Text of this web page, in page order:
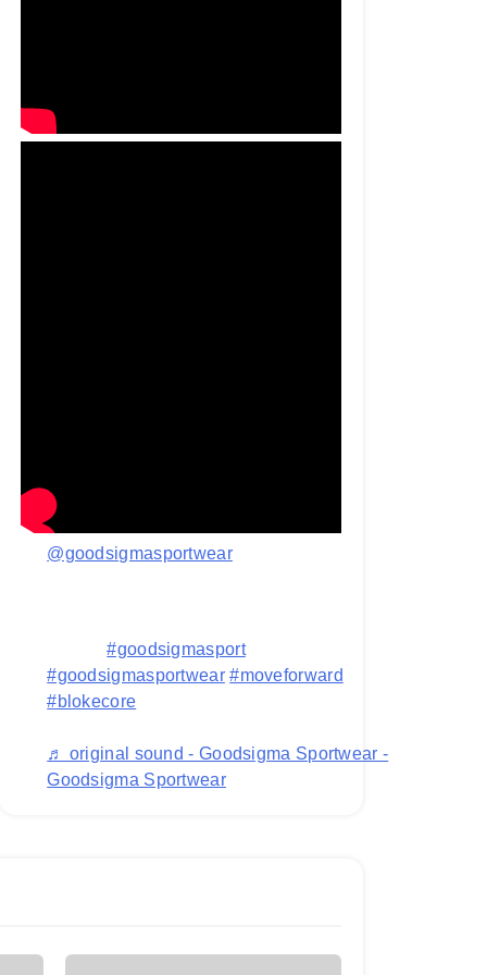
@goodsigmasportwear
nih???#goodsigmasport
#goodsigmasportwear #moveforward
#blokecore
♬ original sound - Goodsigma Sportwear -
Goodsigma Sportwear